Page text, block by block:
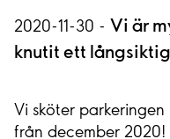
2020-11-30 - Vi är
knutit ett
Vi sköter
från december 2020!